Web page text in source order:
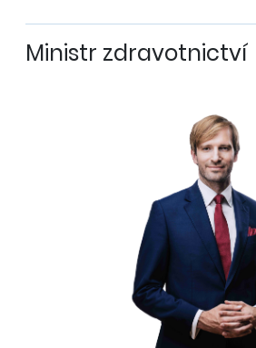
Ministr zdravotnictví